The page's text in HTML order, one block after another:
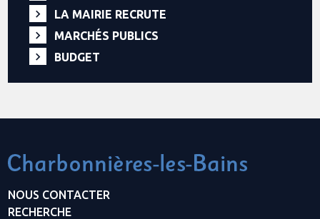
LA MAIRIE RECRUTE
MARCHÉS PUBLICS
BUDGET
NOUS CONTACTER
RECHERCHE